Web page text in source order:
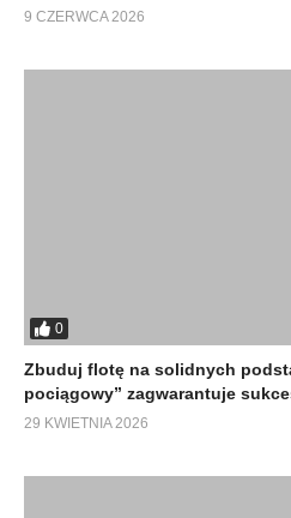
9 CZERWCA 2026
0
Zbuduj flotę na solidnych
pociągowy” zagwarantuje
29 KWIETNIA 2026